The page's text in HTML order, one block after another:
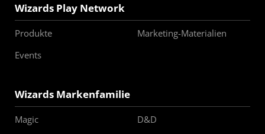
Wizards Play Network
Produkte
Marketing-Materialien
Events
Wizards Markenfamilie
Magic
D&D